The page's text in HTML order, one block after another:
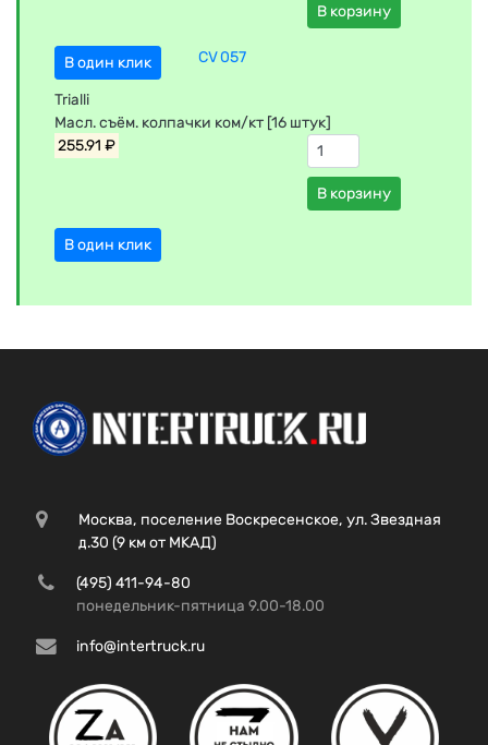
В корзину
В один клик CV 057
Trialli
Масл. съём. колпачки ком/кт [16 штук]
255.91 ₽
В корзину
В один клик
Москва, поселение Воскресенское, ул. Звездная
д.30 (9 км от МКАД)
(495) 411-94-80
понедельник-пятница 9.00-18.00
info@intertruck.ru